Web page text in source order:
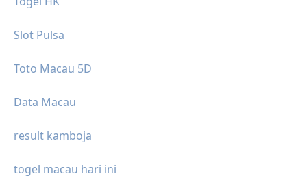
Slot Pulsa
Toto Macau 5D
Data Macau
result kamboja
togel macau hari ini